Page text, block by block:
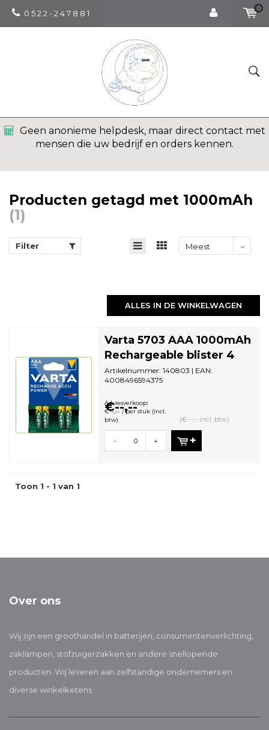
0 5 2 2 - 2 4 7 8 8 1
0
Geen anonieme helpdesk, maar direct contact met
mensen die uw bedrijf en orders kennen.
Producten getagd met 1000mAh
(1)
Filter
Meest
ALLES IN DE WINKELWAGEN
Varta 5703 AAA 1000mAh
Rechargeable blister 4
Artikelnummer: 140803 | EAN:
4008496594375
bestelhoeveelheid: 10
€--,--
Adviesverkoop:
€--,-- / per stuk (incl.
btw)
(€--,-- incl. btw)
- +
Toon 1 - 1 van 1
Over ons
Wij zijn een groothandel in batterijen, consumentenverlichting,
zaklampen, stofzuigerzakken en andere snellopende
producten. Wij leveren aan zelfstandige ondernemers en
diverse winkelketens